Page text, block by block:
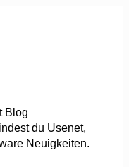
Blog
du Usenet,
Neuigkeiten.